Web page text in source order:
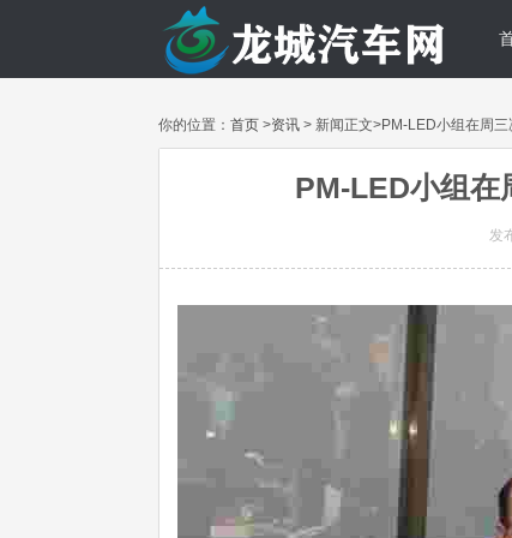
你的位置： 首页 >资讯 > 新闻正文>PM-LED小组在周
PM-LED小组
发